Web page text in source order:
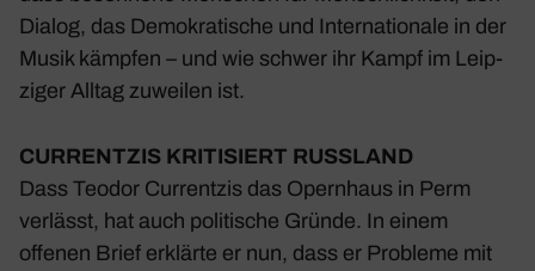
Dialog, das Demo­kra­ti­sche und Inter­na­tio­nale in der
Musik kämpfen – und wie schwer ihr Kampf im Leip­
ziger Alltag zuweilen ist.
CURR­ENTZIS KRITI­SIERT RUSS­LAND
Dass Teodor Curr­entzis das Opern­haus in Perm
verlässt, hat auch poli­ti­sche Gründe. In einem
offenen Brief erklärte er nun, dass er Probleme mit